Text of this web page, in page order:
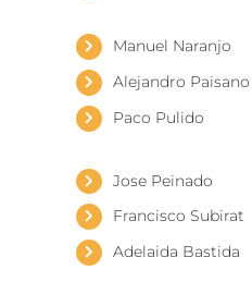
Manuel Naranjo
Alejandro Paisano
Paco Pulido
Jose Peinado
Francisco Subirat
Adelaida Bastida